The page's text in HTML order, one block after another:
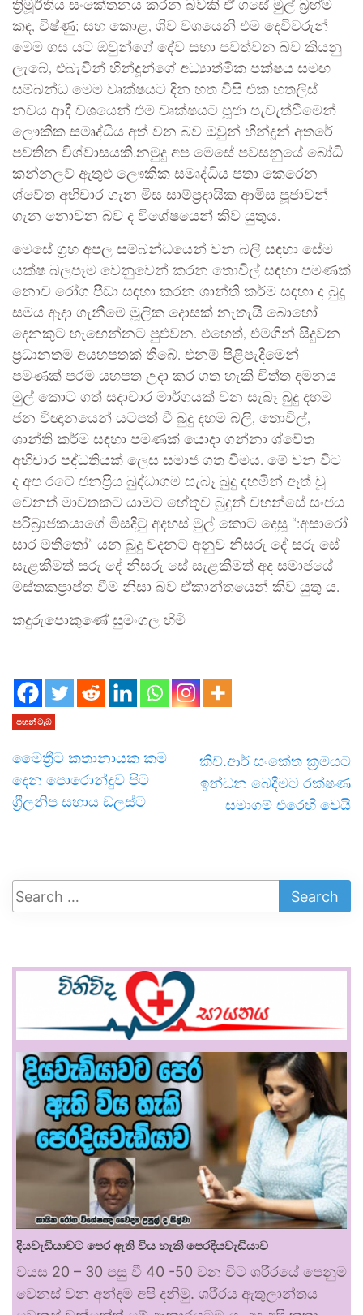
ත්‍රිමූර්තිය සංකේතනය කරන බවකි ඒ ගසේ මුල් බ්‍රහ්ම
කඳ, විෂ්ණු; සහ කොළ, ශිව වශයෙනි එම දෙවිවරුන්
මෙම ගස යට ඔවුන්ගේ දේව සභා පවත්වන බව කියනු
ලැබේ, එබැවින් හින්දූන්ගේ අධ්‍යාත්මික පක්ෂය සමඟ
සම්බන්ධ මෙම වෘක්ෂයට දින හත විසි එක හතලිස්
නවය ආදී වශයෙන් එම වෘක්ෂයට පූජා පැවැත්වීමෙන්
ලෞකික සමෘද්ධිය අත් වන බව ඔවුන් හින්දූන් අතරේ
පවතින විශ්වාසයකි.නමුදු අප මෙසේ පවසනුයේ බෝධි
කන්නලව් ඇතුළු ලෞකික සමෘද්ධිය පතා කෙරෙන
ශ්වේත අභිචාර ගැන මිස සාම්ප්‍රදායික ආමිස පූජාවන්
ගැන නොවන බව ද විශේෂයෙන් කිව යුතුය.
මෙසේ ග්‍රහ අපල සම්බන්ධයෙන් වන බලි සඳහා සේම
යක්ෂ බලපෑම වෙනුවෙන් කරන තොවිල් සඳහා පමණක්
නොව රෝග පීඩා සඳහා කරන ශාන්ති කර්ම සඳහා ද බුදු
සමය ඈදා ගැනීමේ මූලික දොසක් නැතැයි බොහෝ
දෙනකුට හැඟෙන්නට පුළුවන. එහෙත්, එමගින් සිදුවන
ප්‍රධානතම අයහපතක් තිබේ. එනම් පිළිපැදීමෙන්
පමණක් පරම යහපත උදා කර ගත හැකි චිත්ත දමනය
මුල් කොට ගත් සදාචාර මාර්ගයක් වන සැබෑ බුදු දහම
ජන විඥානයෙන් යටපත් වී බුදු දහම බලි, තොවිල්,
ශාන්ති කර්ම සඳහා පමණක් යොදා ගන්නා ශ්වේත
අභිචාර පද්ධතියක් ලෙස සමාජ ගත වීමය. මේ වන විට
ද අප රටේ ජනප්‍රිය බුද්ධාගම සැබෑ බුදු දහමින් ඈත් වූ
වෙනත් මාවතකට යාමට හේතුව බුදුන් වහන්සේ සංජය
පරිබ්‍රාජකයාගේ මිසදිටු අදහස් මුල් කොට දෙසූ “:අසාරෝ
සාර මතිතෝ” යන බුදු වදනට අනුව නිසරු දේ සරු සේ
සැළකීමත් සරු දේ නිසරු සේ සැළකීමත් අද සමාජයේ
මස්තකප්‍රාප්ත වීම නිසා බව ඒකාන්තයෙන් කිව යුතු ය.
කදුරුපොකුණේ සුමංගල හිමි
පහන් ටැඹ
මෛත්‍රීට කතානායක කම
දෙන පොරොන්දුව පිට
ශ්‍රීලනිප සහාය ඩලස්ට
කිව්.ආර් සංකේත ක්‍රමයට
ඉන්ධන බෙදීමට රක්ෂණ
සමාගම් එරෙහි වෙයි
දියවැඩියාවට පෙර ඇති විය හැකි පෙරදියවැඩියාව
වයස 20 – 30 පසු වී 40 -50 වන විට ශරීරයේ පෙනුම
වෙනස් වන අන්දම අපි දනිමු. ශරීරය ඇතුලාන්තය